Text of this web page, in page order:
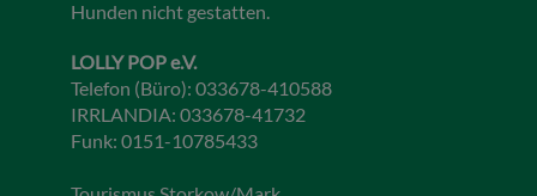
Hunden nicht gestatten.
LOLLY POP e.V.
Telefon (Büro): 033678-410588
IRRLANDIA: 033678-41732
Funk: 0151-10785433